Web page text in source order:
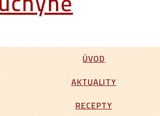
ÚVOD
AKTUALITY
RECEPTY